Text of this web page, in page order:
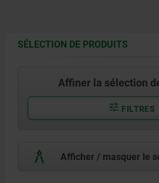
SÉLECTION DE PRODUITS
Affiner la sélection
FILTRES
Afficher / masquer le